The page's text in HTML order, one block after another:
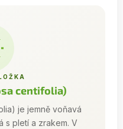
centifolia)
je jemně voňavá
s pletí a zrakem. V